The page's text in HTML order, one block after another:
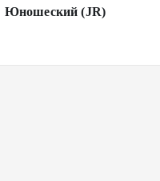
Юношеский (JR)